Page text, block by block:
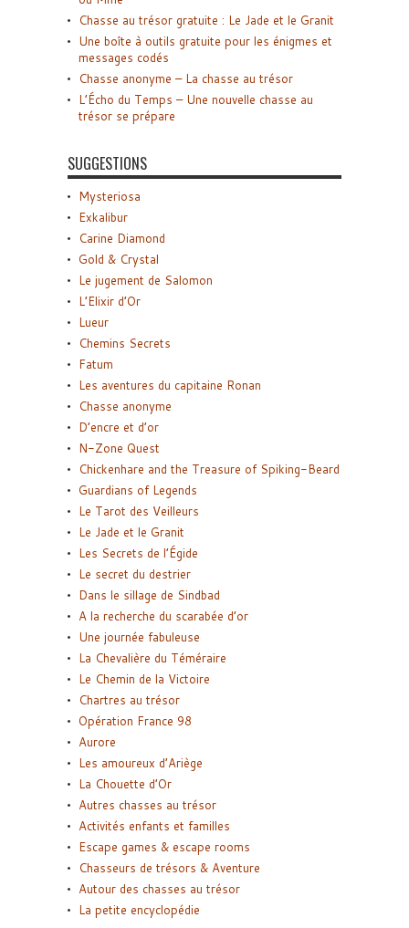
Chasse au trésor gratuite : Le Jade et le Granit
Une boîte à outils gratuite pour les énigmes et
messages codés
Chasse anonyme – La chasse au trésor
L’Écho du Temps – Une nouvelle chasse au
trésor se prépare
SUGGESTIONS
Mysteriosa
Exkalibur
Carine Diamond
Gold & Crystal
Le jugement de Salomon
L’Elixir d’Or
Lueur
Chemins Secrets
Fatum
Les aventures du capitaine Ronan
Chasse anonyme
D’encre et d’or
N-Zone Quest
Chickenhare and the Treasure of Spiking-Beard
Guardians of Legends
Le Tarot des Veilleurs
Le Jade et le Granit
Les Secrets de l’Égide
Le secret du destrier
Dans le sillage de Sindbad
A la recherche du scarabée d’or
Une journée fabuleuse
La Chevalière du Téméraire
Le Chemin de la Victoire
Chartres au trésor
Opération France 98
Aurore
Les amoureux d’Ariège
La Chouette d’Or
Autres chasses au trésor
Activités enfants et familles
Escape games & escape rooms
Chasseurs de trésors & Aventure
Autour des chasses au trésor
La petite encyclopédie